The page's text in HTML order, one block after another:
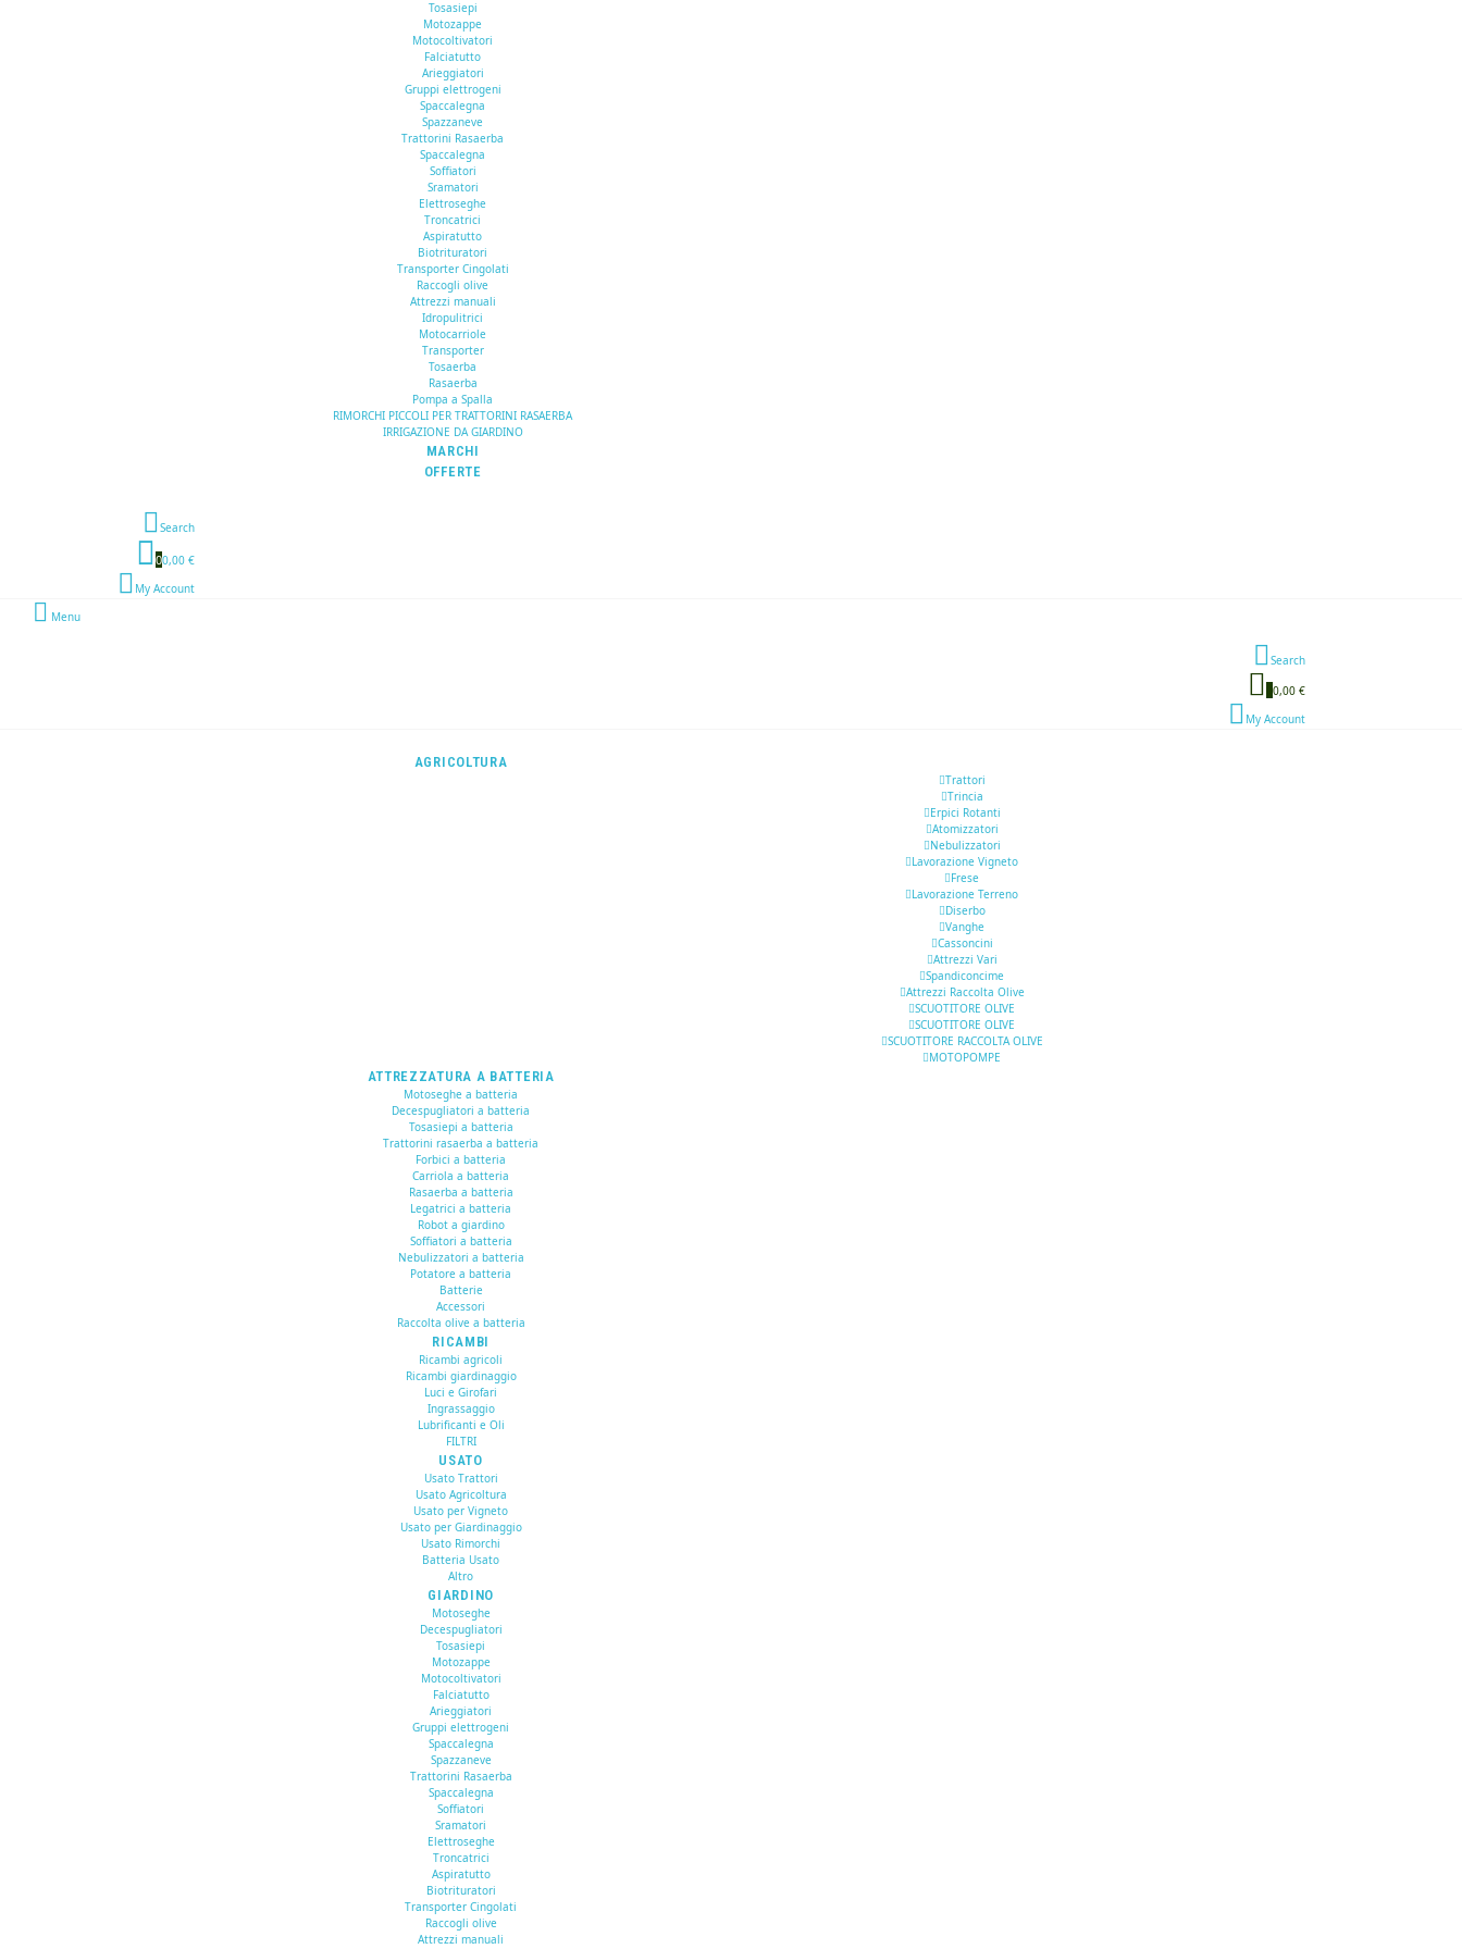
Tosasiepi
Motozappe
Motocoltivatori
Falciatutto
Arieggiatori
Gruppi elettrogeni
Spaccalegna
Spazzaneve
Trattorini Rasaerba
Spaccalegna
Soffiatori
Sramatori
Elettroseghe
Troncatrici
Aspiratutto
Biotrituratori
Transporter Cingolati
Raccogli olive
Attrezzi manuali
Idropulitrici
Motocarriole
Transporter
Tosaerba
Rasaerba
Pompa a Spalla
RIMORCHI PICCOLI PER TRATTORINI RASAERBA
IRRIGAZIONE DA GIARDINO
MARCHI
OFFERTE
Search
00,00 €
My Account
Menu
Search
0,00 €
My Account
AGRICOLTURA
Trattori
Trincia
Erpici Rotanti
Atomizzatori
Nebulizzatori
Lavorazione Vigneto
Frese
Lavorazione Terreno
Diserbo
Vanghe
Cassoncini
Attrezzi Vari
Spandiconcime
Attrezzi Raccolta Olive
SCUOTITORE OLIVE
SCUOTITORE OLIVE
SCUOTITORE RACCOLTA OLIVE
MOTOPOMPE
ATTREZZATURA A BATTERIA
Motoseghe a batteria
Decespugliatori a batteria
Tosasiepi a batteria
Trattorini rasaerba a batteria
Forbici a batteria
Carriola a batteria
Rasaerba a batteria
Legatrici a batteria
Robot a giardino
Soffiatori a batteria
Nebulizzatori a batteria
Potatore a batteria
Batterie
Accessori
Raccolta olive a batteria
RICAMBI
Ricambi agricoli
Ricambi giardinaggio
Luci e Girofari
Ingrassaggio
Lubrificanti e Oli
FILTRI
USATO
Usato Trattori
Usato Agricoltura
Usato per Vigneto
Usato per Giardinaggio
Usato Rimorchi
Batteria Usato
Altro
GIARDINO
Motoseghe
Decespugliatori
Tosasiepi
Motozappe
Motocoltivatori
Falciatutto
Arieggiatori
Gruppi elettrogeni
Spaccalegna
Spazzaneve
Trattorini Rasaerba
Spaccalegna
Soffiatori
Sramatori
Elettroseghe
Troncatrici
Aspiratutto
Biotrituratori
Transporter Cingolati
Raccogli olive
Attrezzi manuali